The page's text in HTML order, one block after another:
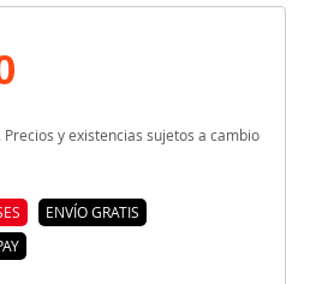
Precios y existencias sujetos a cambio
ENVÍO GRATIS